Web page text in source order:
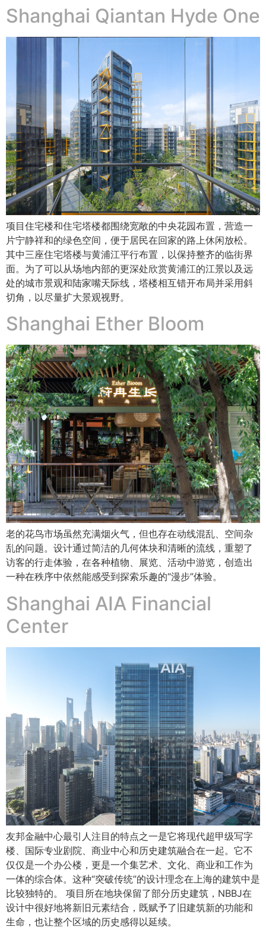
Shanghai Qiantan Hyde One
项目住宅楼和住宅塔楼都围绕宽敞的中央花园布置，营造一
片宁静祥和的绿色空间，便于居民在回家的路上休闲放松。
其中三座住宅塔楼与黄浦江平行布置，以保持整齐的临街界
面。为了可以从场地内部的更深处欣赏黄浦江的江景以及远
处的城市景观和陆家嘴天际线，塔楼相互错开布局并采用斜
切角，以尽量扩大景观视野。
Shanghai Ether Bloom
老的花鸟市场虽然充满烟火气，但也存在动线混乱、空间杂
乱的问题。设计通过简洁的几何体块和清晰的流线，重塑了
访客的行走体验，在各种植物、展览、活动中游览，创造出
一种在秩序中依然能感受到探索乐趣的“漫步”体验。
Shanghai AIA Financial
Center
友邦金融中心最引人注目的特点之一是它将现代超甲级写字
楼、国际专业剧院、商业中心和历史建筑融合在一起。它不
仅仅是一个办公楼，更是一个集艺术、文化、商业和工作为
一体的综合体。这种“突破传统”的设计理念在上海的建筑中是
比较独特的。 项目所在地块保留了部分历史建筑，NBBJ在
设计中很好地将新旧元素结合，既赋予了旧建筑新的功能和
生命，也让整个区域的历史感得以延续。